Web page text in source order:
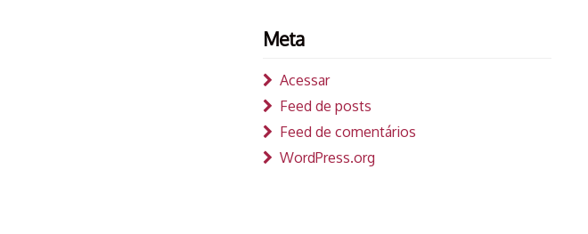
Meta
Acessar
Feed de posts
Feed de comentários
WordPress.org